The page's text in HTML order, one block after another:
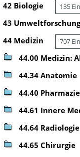
42 Biologie 135
43
44 Medizin 707
44.00 Medizin:
44.34 Anatomie
44.40
44.61 Innere
44.64 Radiologie
44.65 Chirurgie